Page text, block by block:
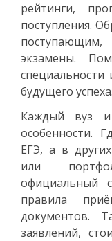
рейтинги,
поступления.
экзамены.
специальности
будущего успеха.
Каждый вуз и
особенности.
ЕГЭ, а в
или
официальный
правила
документов.
заявлений,